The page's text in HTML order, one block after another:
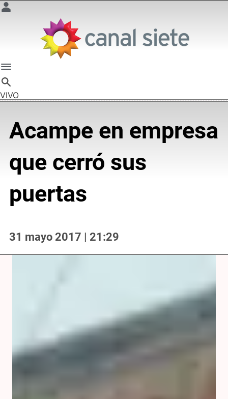
VIVO
Acampe en empresa
que cerró sus
puertas
31 mayo 2017 | 21:29